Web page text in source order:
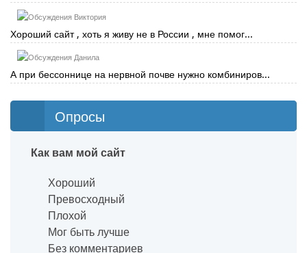
Виктория
Хороший сайт , хоть я живу не в России , мне помог...
Данила
А при бессоннице на нервной почве нужно комбиниров...
Опросы
Как вам мой сайт
Хороший
Превосходный
Плохой
Мог быть лучше
Без комментариев